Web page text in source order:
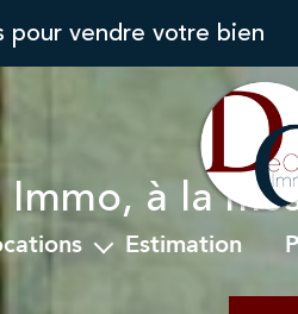
pour vendre votre bien
estimation
à la